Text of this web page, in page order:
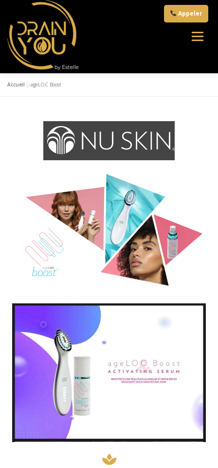
Appeler
RADIOFRÉQUENCE
CONTACT
Accueil »ageLOC Boost